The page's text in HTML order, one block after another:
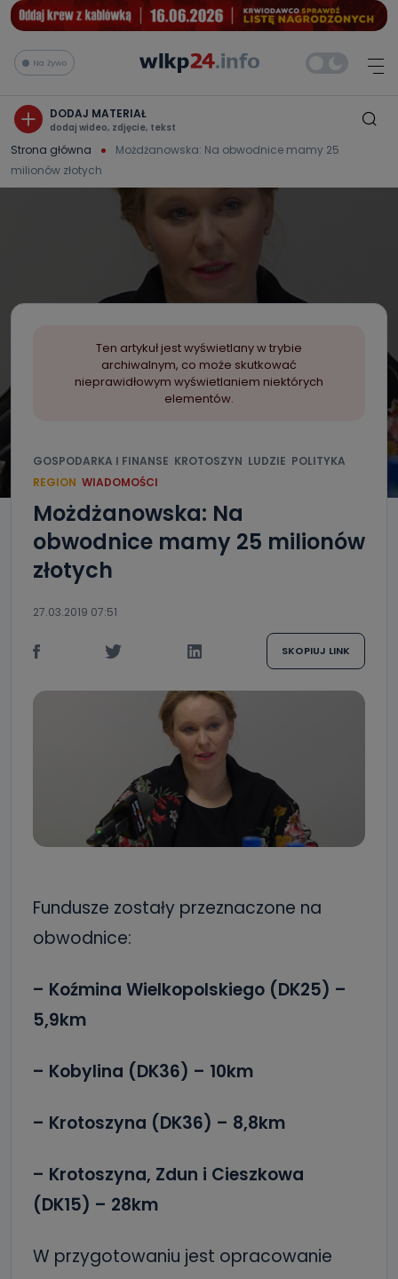
Na żywo
DODAJ MATERIAŁ
dodaj wideo, zdjęcie, tekst
Strona główna
Możdżanowska: Na obwodnice mamy 25
milionów złotych
Ten artykuł jest wyświetlany w trybie
archiwalnym, co może skutkować
nieprawidłowym wyświetlaniem niektórych
elementów.
GOSPODARKA I FINANSE KROTOSZYN LUDZIE POLITYKA
REGION WIADOMOŚCI
Możdżanowska: Na
obwodnice mamy 25 milionów
złotych
27.03.2019 07:51
SKOPIUJ LINK
Fundusze zostały przeznaczone na
obwodnice:
– Koźmina Wielkopolskiego (DK25) –
5,9km
– Kobylina (DK36) – 10km
– Krotoszyna (DK36) – 8,8km
– Krotoszyna, Zdun i Cieszkowa
(DK15) – 28km
W przygotowaniu jest opracowanie